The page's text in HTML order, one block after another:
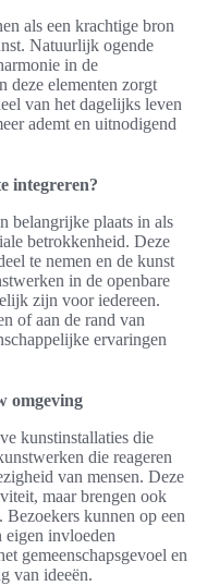
als een krachtige bron
Natuurlijk ogende
in de
deze elementen zorgt
van het dagelijks leven
ademt en uitnodigend
integreren?
belangrijke plaats in als
betrokkenheid. Deze
te nemen en de kunst
in de openbare
zijn voor iedereen.
of aan de rand van
ervaringen
omgeving
kunstinstallaties die
die reageren
van mensen. Deze
maar brengen ook
Bezoekers kunnen op een
eigen invloeden
gemeenschapsgevoel en
van ideeën.